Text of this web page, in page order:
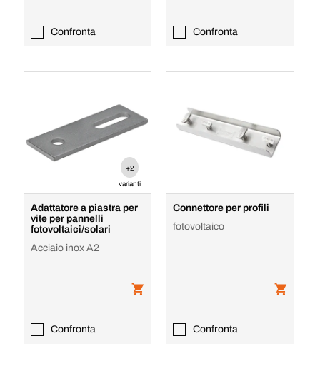
Confronta Confronta
+2
varianti
Adattatore a piastra per
vite per pannelli
fotovoltaici/solari
Acciaio inox A2
Confronta
Connettore per profili
fotovoltaico
Confronta